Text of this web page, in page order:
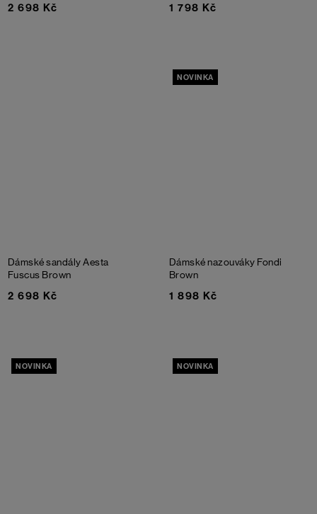
2 698 Kč 1 798 Kč
Dámské sandály Aesta
Fuscus Brown
2 698 Kč
NOVINKA
Dámské nazouváky Fondi
Brown
1 898 Kč
NOVINKA NOVINKA